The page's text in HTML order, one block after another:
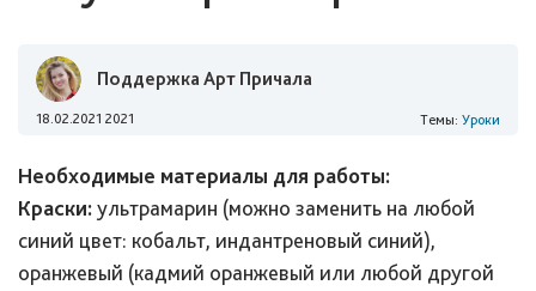
Поддержка Арт Причала
18.02.2021 2021 Темы: Уроки
Необходимые материалы для работы:
Краски:ультрамарин (можно заменить на любой
синий цвет: кобальт, индантреновый синий),
оранжевый (кадмий оранжевый или любой другой